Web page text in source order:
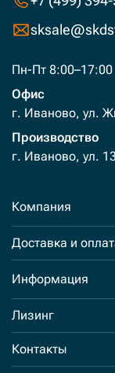
Пн-Пт 8:00–17:00
Офис
г. Иваново, ул.
Производство
г. Иваново, ул.
Компания
Доставка и
Информация
Лизинг
Контакты